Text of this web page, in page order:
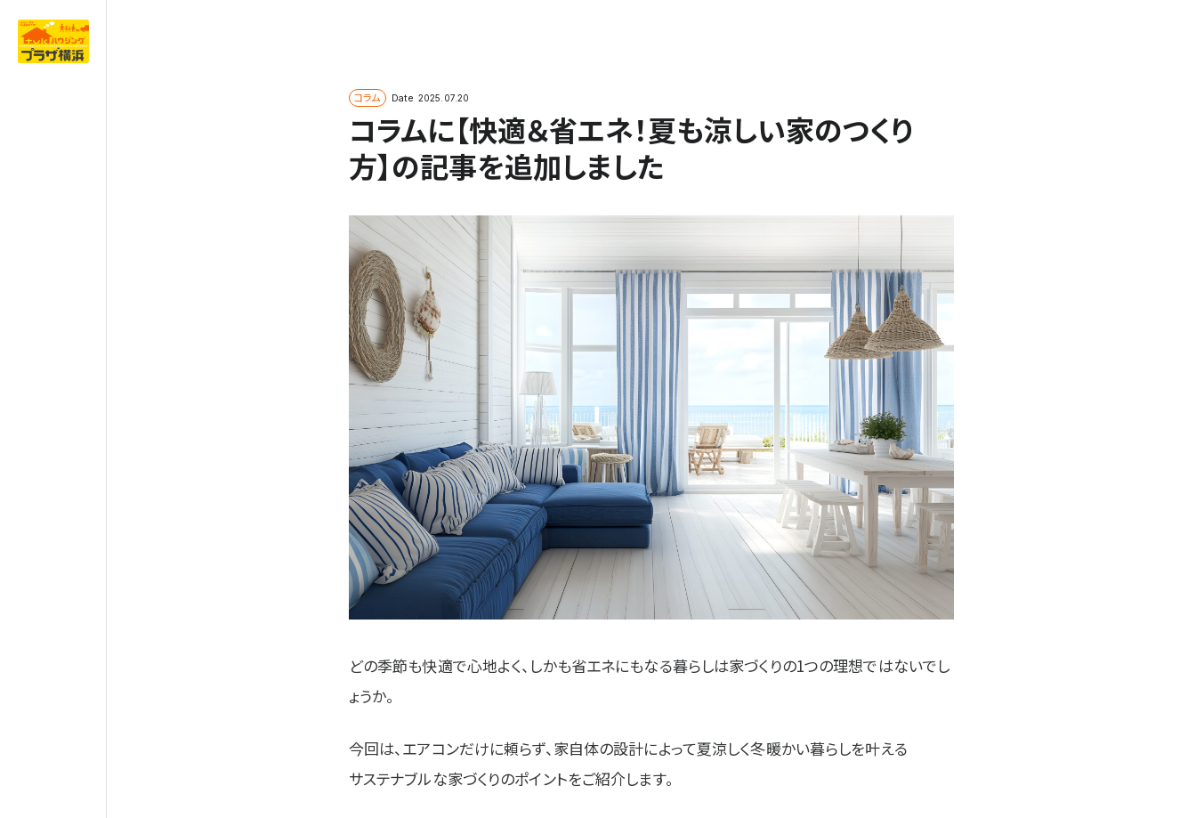
コラム Date 2025.07.20
コラムに【快適＆省エネ！夏も涼しい家のつくり
方】の記事を追加しました
どの季節も快適で心地よく、しかも省エネにもなる暮らしは家づくりの1つの理想ではないでし
ょうか。
今回は、エアコンだけに頼らず、家自体の設計によって夏涼しく冬暖かい暮らしを叶える
サステナブルな家づくりのポイントをご紹介します。